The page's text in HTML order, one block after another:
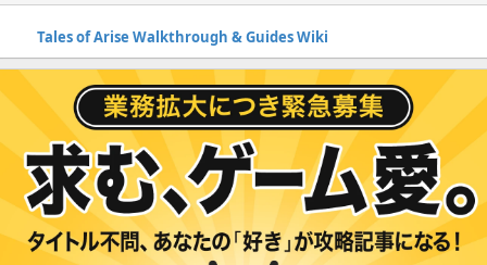
Tales of Arise Walkthrough & Guides Wiki